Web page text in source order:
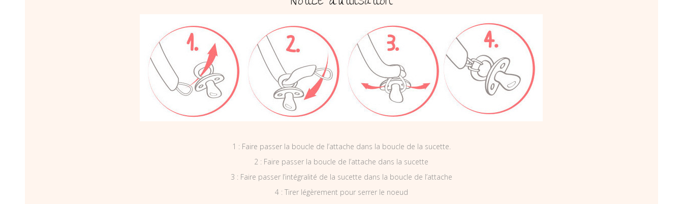
1 : Faire passer la boucle de l’attache dans la boucle de la sucette.
2 : Faire passer la boucle de l’attache dans la sucette
3 : Faire passer l’intégralité de la sucette dans la boucle de l’attache
4 : Tirer légèrement pour serrer le noeud